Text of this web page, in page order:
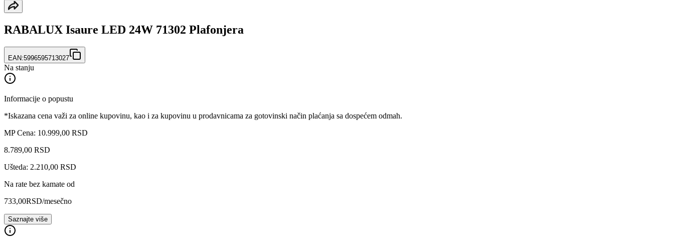
RABALUX Isaure LED 24W 71302 Plafonjera
EAN:5996595713027
Na stanju
Informacije o popustu
*Iskazana cena važi za online kupovinu, kao i za kupovinu u prodavnicama za gotovinski način plaćanja sa dospećem odmah.
MP Cena: 10.999,00 RSD
8.789,00 RSD
Ušteda: 2.210,00 RSD
Na rate bez kamate od
733,00RSD/mesečno
Saznajte više